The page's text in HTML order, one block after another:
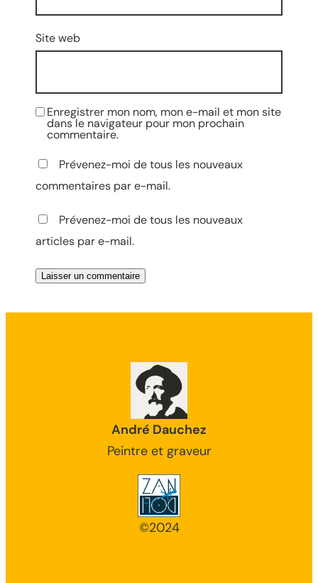
Site web
Enregistrer mon nom, mon e-mail et mon site
dans le navigateur pour mon prochain
commentaire.
Prévenez-moi de tous les nouveaux
commentaires par e-mail.
Prévenez-moi de tous les nouveaux
articles par e-mail.
André Dauchez
Peintre et graveur
©2024